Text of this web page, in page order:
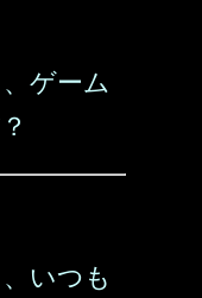
ゲーム
いつも